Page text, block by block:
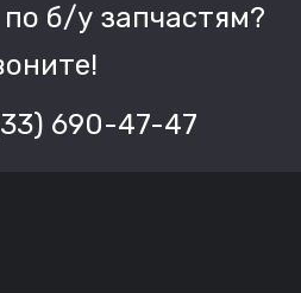
б/у запчастям?
690-47-47